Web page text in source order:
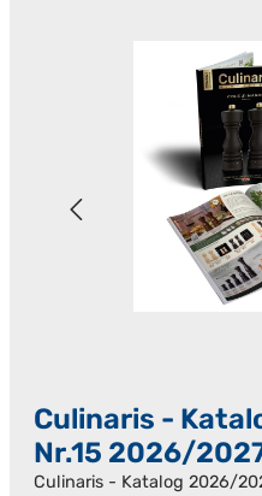
Bildergalerie überspringen
Culinaris -
Nr.15 2026/
Culinaris - Katalog 2026/